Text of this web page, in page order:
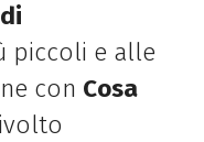
piccoli e alle
con Cosa